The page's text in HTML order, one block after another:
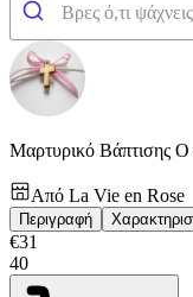
Μαρτυρικό Βάπτισης Ο
Από La Vie en Rose
Περιγραφή
€31
40